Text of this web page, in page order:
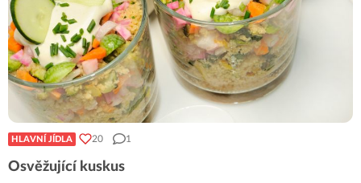
HLAVNÍ JÍDLA 20 1
Osvěžující kuskus